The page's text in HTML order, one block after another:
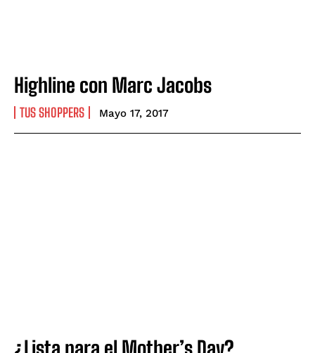
Highline con Marc Jacobs
TUS SHOPPERS Mayo 17, 2017
¿Lista para el Mother’s Day?